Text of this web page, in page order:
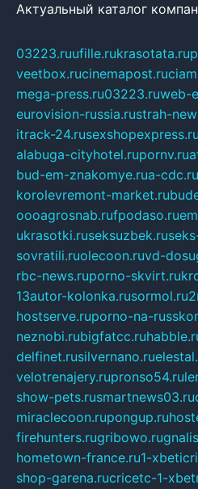
Актуальный каталог
03223.ruufille.rukrasotata.ru
veetbox.rucinemapost.ru
mega-press.ru03223.ruweb-
eurovision-russia.rustrah-
itrack-24.rusexshopexpress.ru
alabuga-cityhotel.rupornv.ru
bud-em-znakomye.rua-cdc.ru
korolevremont-market.ru
oooagrosnab.rufpodaso.ru
ukrasotki.ruseksuzbek.ru
sovratili.ruolecoon.ruvd-
rbc-news.ruporno-skvirt.ru
13autor-kolonka.rusormol.ru
hostserve.ruporno-na-
neznobi.rubigfatcc.ru
delfinet.rusilvernano.ru
velotrenajery.rupronso54.ru
show-pets.rusmartnews03.ru
miraclecoon.rupongup.ru
firehunters.rugribowo.ru
hometown-france.ru1-
shop-garena.rucricetc-1-